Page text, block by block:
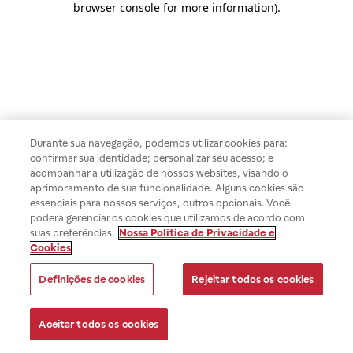
browser console for more information).
Durante sua navegação, podemos utilizar cookies para:
confirmar sua identidade; personalizar seu acesso; e
acompanhar a utilização de nossos websites, visando o
aprimoramento de sua funcionalidade. Alguns cookies são
essenciais para nossos serviços, outros opcionais. Você
poderá gerenciar os cookies que utilizamos de acordo com
suas preferências. Nossa Política de Privacidade e
Cookies
Definições de cookies Rejeitar todos os cookies
Aceitar todos os cookies